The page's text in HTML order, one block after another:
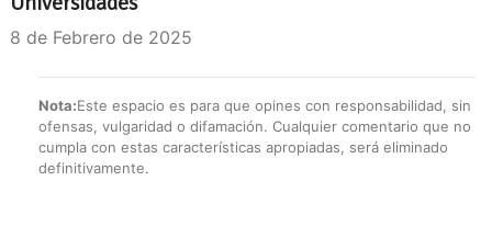
8 de Febrero de 2025
Nota:Este espacio es para que opines con responsabilidad, sin
ofensas, vulgaridad o difamación. Cualquier comentario que no
cumpla con estas características apropiadas, será eliminado
definitivamente.